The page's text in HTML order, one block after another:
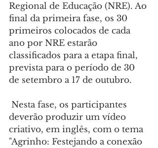
Regional de Educação (NRE). Ao
final da primeira fase, os 30
primeiros colocados de cada
ano por NRE estarão
classificados para a etapa final,
prevista para o período de 30
de setembro a 17 de outubro.
deverão produzir um vídeo
criativo, em inglês, com o tema
"Agrinho: Festejando a conexão